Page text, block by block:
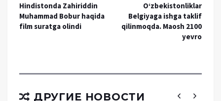
Hindistonda Zahiriddin
Muhammad Bobur haqida
film suratga olindi
O‘zbekistonliklar
Belgiyaga ishga taklif
qilinmoqda. ​Maosh 2100
yevro
ДРУГИЕ НОВОСТИ